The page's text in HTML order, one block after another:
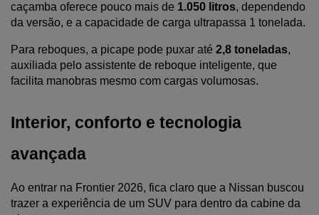
caçamba oferece pouco mais de 1.050 litros, dependendo
da versão, e a capacidade de carga ultrapassa 1 tonelada.
Para reboques, a picape pode puxar até 2,8 toneladas,
auxiliada pelo assistente de reboque inteligente, que
facilita manobras mesmo com cargas volumosas.
Interior, conforto e tecnologia
avançada
Ao entrar na Frontier 2026, fica claro que a Nissan buscou
trazer a experiência de um SUV para dentro da cabine da